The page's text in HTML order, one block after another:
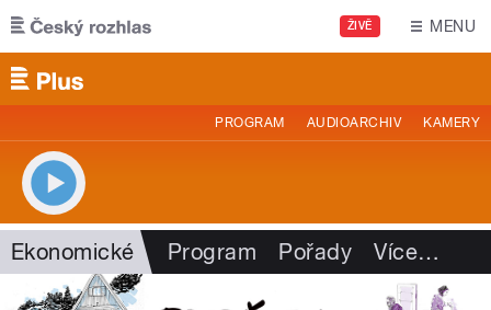
Přejít k hlavnímu obsahu
ŽIVĚ MENU
PROGRAM AUDIOARCHIV KAMERY
Ekonomické Program Pořady Více…